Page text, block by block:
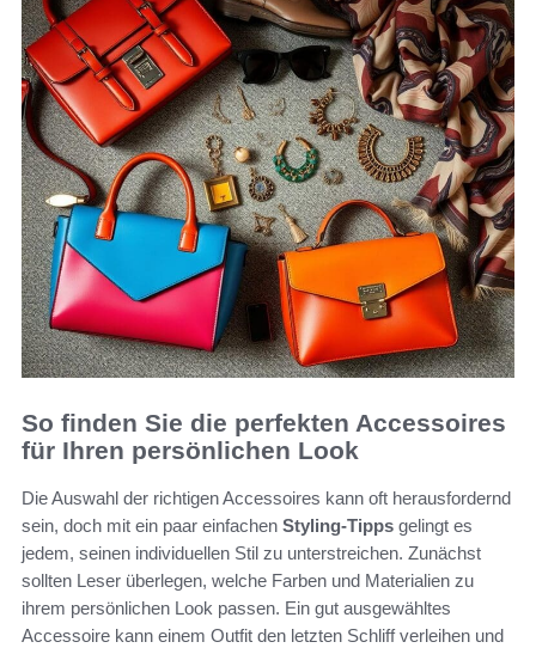
So finden Sie die perfekten Accessoires
für Ihren persönlichen Look
Die Auswahl der richtigen Accessoires kann oft herausfordernd
sein, doch mit ein paar einfachen Styling-Tipps gelingt es
jedem, seinen individuellen Stil zu unterstreichen. Zunächst
sollten Leser überlegen, welche Farben und Materialien zu
ihrem persönlichen Look passen. Ein gut ausgewähltes
Accessoire kann einem Outfit den letzten Schliff verleihen und